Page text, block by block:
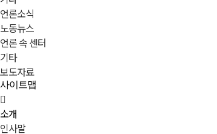
언론소식
노동뉴스
언론 속 센터
기타
보도자료
사이트맵
소개
인사말